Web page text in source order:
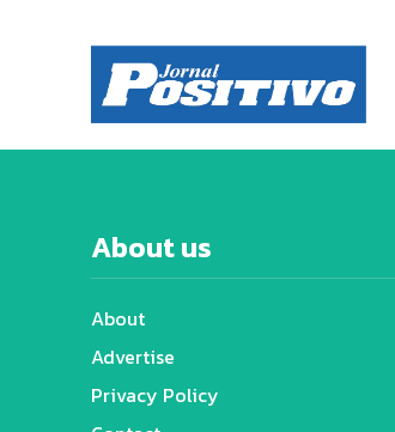
About us
About
Advertise
Privacy Policy